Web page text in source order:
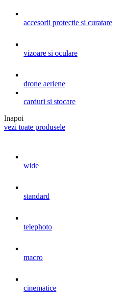
accesorii protectie si curatare
vizoare si oculare
drone aeriene
carduri si stocare
Inapoi
vezi toate produsele
wide
standard
telephoto
macro
cinematice